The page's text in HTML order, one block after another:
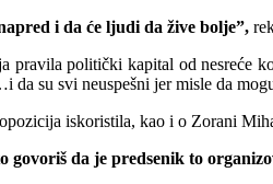
i da će ljudi da žive bolje”,
pravila politički kapital od nesreće
su svi neuspešni jer misle da
iskoristila, kao i o Zorani
govoriš da je predsenik to